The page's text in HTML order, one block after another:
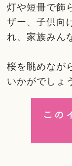
灯や短冊で飾
ザー、子供向
れ、家族みん
桜を眺めなが
いかがでしょ
この